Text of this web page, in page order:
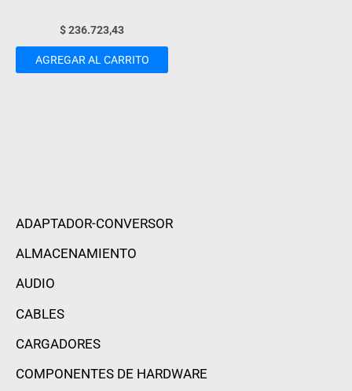
ADAPTADOR-CONVERSOR
ALMACENAMIENTO
AUDIO
CABLES
CARGADORES
COMPONENTES DE HARDWARE
$236.723,43
AGREGAR AL CARRITO